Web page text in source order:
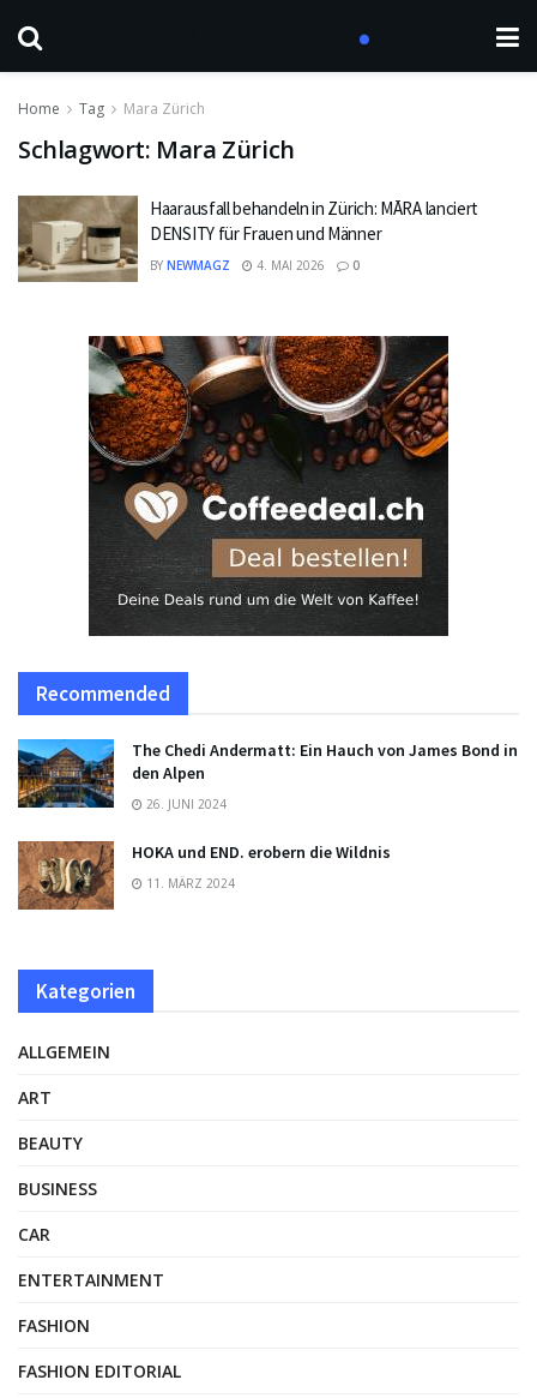
Home Tag Mara Zürich
Schlagwort: Mara Zürich
Haarausfall behandeln in Zürich: MĀRA lanciert
DENSITY für Frauen und Männer
BY NEWMAGZ 4. MAI 2026 0
Recommended
The Chedi Andermatt: Ein Hauch von James Bond in
den Alpen
26. JUNI 2024
HOKA und END. erobern die Wildnis
11. MÄRZ 2024
Kategorien
ALLGEMEIN
ART
BEAUTY
BUSINESS
CAR
ENTERTAINMENT
FASHION
FASHION EDITORIAL